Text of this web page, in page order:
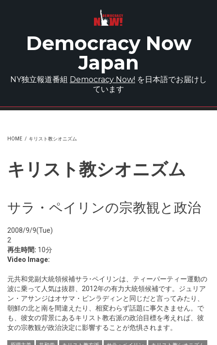
Democracy Now
Japan
NY独立報道番組 Democracy Now! を日本語でお届けし
ています
HOME / キリスト教シオニズム
キリスト教シオニズム
サラ・ペイリンの宗教観と政治
2008/9/9(Tue)
2
再生時間: 10分
Video Image:
元共和党副大統領候補サラ･ペイリンは、ティーパーティー運動の
波に乗って人気は抜群、2012年の有力大統領候補です。ジュリア
ン・アサンジはオサマ・ビンラディンと同じだと言ってみたり、
朝鮮の北と南を間違えたり、相変わらず話題に事欠きません。で
も、彼女の背景にあるキリスト教右派の政治目標を考えれば、彼
女の宗教観が政治決定に影響することが危惧されます。